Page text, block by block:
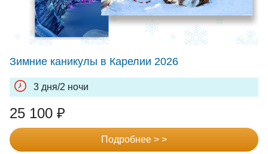
Зимние каникулы в Карелии 2026
3 дня/2 ночи
25 100 ₽
Подробнее > >